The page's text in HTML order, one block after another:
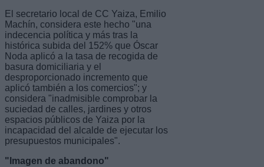
El secretario local de CC Yaiza, Emilio
Machín, considera este hecho "una
indecencia política y más tras la
histórica subida del 152% que Óscar
Noda aplicó a la tasa de recogida de
basura domiciliaria y el
desproporcionado incremento que
aplicó también a los comercios"; y
considera "inadmisible comprobar la
suciedad de calles, jardines y otros
espacios públicos de Yaiza por la
incapacidad del alcalde de ejecutar los
presupuestos municipales".
"Imagen de abandono"